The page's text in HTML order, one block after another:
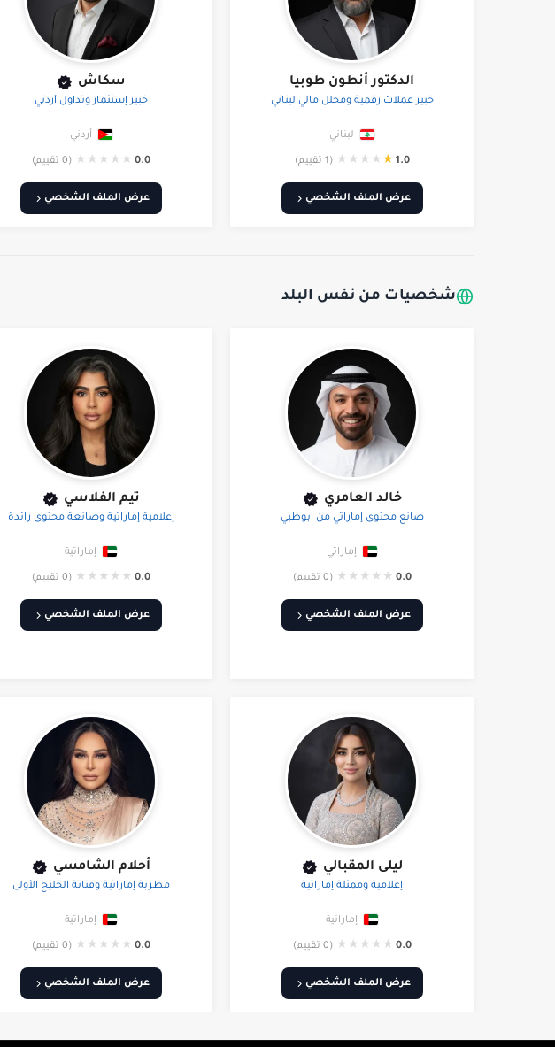
الدكتور أنطون طوبيا
خبير عملات رقمية ومحلل مالي لبناني
لبناني
1.0
★
★
★
★
★ (1 تقييم)
عرض الملف الشخصي
سكاش
خبير إستثمار وتداول أردني
أردني
0.0
★
★
★
★
★ (0 تقييم)
عرض الملف الشخصي
شخصيات من نفس البلد
خالد العامري
صانع محتوى إماراتي من أبوظبي
إماراتي
0.0
★
★
★
★
★ (0 تقييم)
عرض الملف الشخصي
تيم الفلاسي
إعلامية إماراتية وصانعة محتوى رائدة
إماراتية
0.0
★
★
★
★
★ (0 تقييم)
عرض الملف الشخصي
ليلى المقبالي
إعلامية وممثلة إماراتية
إماراتية
0.0
★
★
★
★
★ (0 تقييم)
عرض الملف الشخصي
أحلام الشامسي
مطربة إماراتية وفنانة الخليج الأولى
إماراتية
0.0
★
★
★
★
★ (0 تقييم)
عرض الملف الشخصي